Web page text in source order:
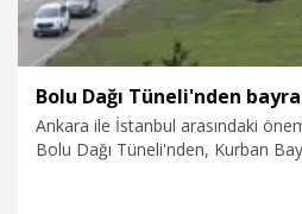
Ankara ile İstanbul arasındaki
Bolu Dağı Tüneli'nden, Kurban